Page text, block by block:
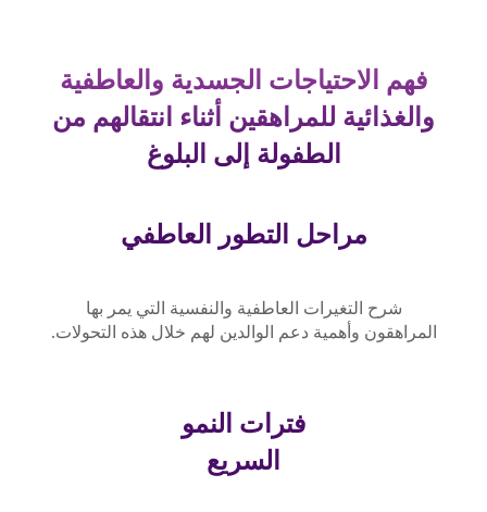
فهم الاحتياجات الجسدية والعاطفية
والغذائية للمراهقين أثناء انتقالهم من
الطفولة إلى البلوغ
مراحل التطور العاطفي
شرح التغيرات العاطفية والنفسية التي يمر بها
المراهقون وأهمية دعم الوالدين لهم خلال هذه التحولات.
فترات النمو
السريع